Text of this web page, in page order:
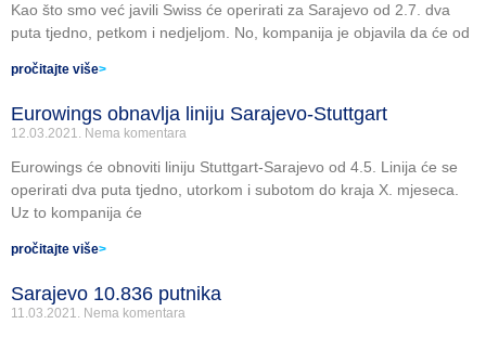
Kao što smo već javili Swiss će operirati za Sarajevo od 2.7. dva
puta tjedno, petkom i nedjeljom. No, kompanija je objavila da će od
pročitajte više>
Eurowings obnavlja liniju Sarajevo-Stuttgart
12.03.2021. Nema komentara
Eurowings će obnoviti liniju Stuttgart-Sarajevo od 4.5. Linija će se
operirati dva puta tjedno, utorkom i subotom do kraja X. mjeseca.
Uz to kompanija će
pročitajte više>
Sarajevo 10.836 putnika
11.03.2021. Nema komentara